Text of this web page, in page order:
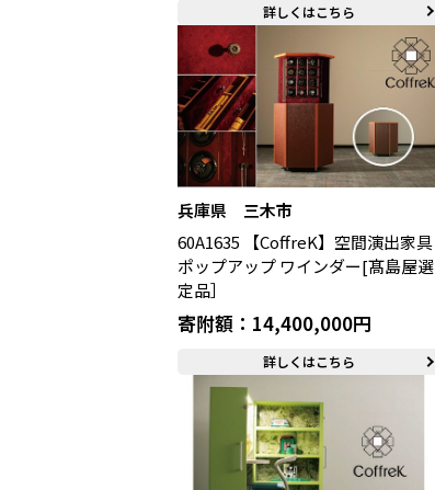
詳しくはこちら
兵庫県 三木市
60A1635 【CoffreK】空間演出家具
ポップアップ ワインダー[髙島屋選
定品］
寄附額：14,400,000円
詳しくはこちら